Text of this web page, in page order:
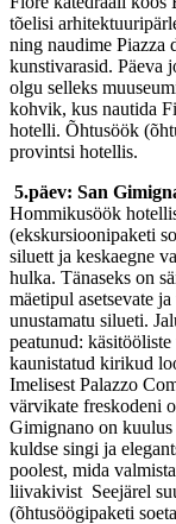
tõelisi
ning naudime Piazza
kunstivarasid. Päeva
olgu selleks
kohvik, kus nautida
hotelli. Õhtusöök
provintsi hotellis.
5.päev: San
Hommikusöök
(ekskursioonipaketi
siluett ja keskaegne
hulka. Tänaseks on
mäetipul asetsevate
unustamatu silueti.
peatunud:
kaunistatud kirikud
Imelisest Palazzo
värvikate freskodeni
Gimignano on kuulus
kuldse singi ja
poolest, mida
liivakivist Seejärel
(õhtusöögipaketi